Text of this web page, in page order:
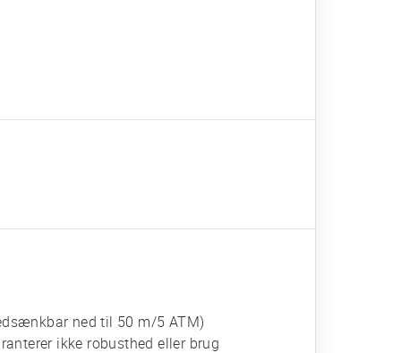
ned til 50 m/5 ATM)
ikke robusthed eller brug